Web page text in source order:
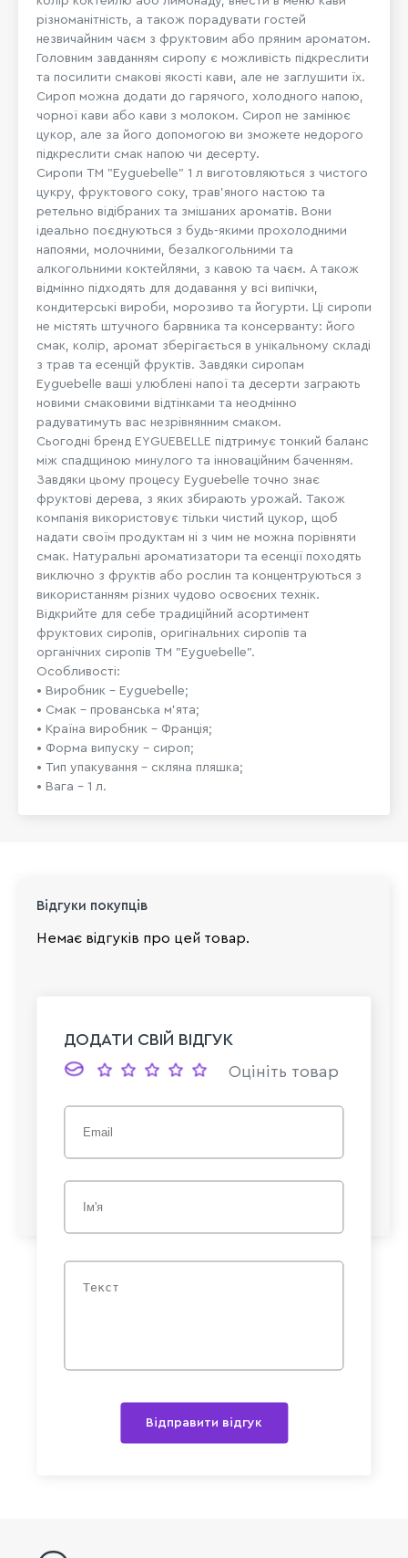
різноманітність, а також порадувати гостей
незвичайним чаєм з фруктовим або пряним ароматом.
Головним завданням сиропу є можливість підкреслити
та посилити смакові якості кави, але не заглушити їх.
Сироп можна додати до гарячого, холодного напою,
чорної кави або кави з молоком. Сироп не замінює
цукор, але за його допомогою ви зможете недорого
підкреслити смак напою чи десерту.
Сиропи ТМ "Eyguebelle" 1 л виготовляються з чистого
цукру, фруктового соку, трав'яного настою та
ретельно відібраних та змішаних ароматів. Вони
ідеально поєднуються з будь-якими прохолодними
напоями, молочними, безалкогольними та
алкогольними коктейлями, з кавою та чаєм. А також
відмінно підходять для додавання у всі випічки,
кондитерські вироби, морозиво та йогурти. Ці сиропи
не містять штучного барвника та консерванту: його
смак, колір, аромат зберігається в унікальному складі
з трав та есенцій фруктів. Завдяки сиропам
Eyguebelle ваші улюблені напої та десерти заграють
новими смаковими відтінками та неодмінно
радуватимуть вас незрівнянним смаком.
Сьогодні бренд EYGUEBELLE підтримує тонкий баланс
між спадщиною минулого та інноваційним баченням.
Завдяки цьому процесу Eyguebelle точно знає
фруктові дерева, з яких збирають урожай. Також
компанія використовує тільки чистий цукор, щоб
надати своїм продуктам ні з чим не можна порівняти
смак. Натуральні ароматизатори та есенції походять
виключно з фруктів або рослин та концентруються з
використанням різних чудово освоєних технік.
Відкрийте для себе традиційний асортимент
фруктових сиропів, оригінальних сиропів та
органічних сиропів ТМ "Eyguebelle".
Особливості:
• Виробник – Eyguebelle;
• Смак – прованська м’ята;
• Країна виробник – Франція;
• Форма випуску – сироп;
• Тип упакування – скляна пляшка;
• Вага – 1 л.
Відгуки покупців
Немає відгуків про цей товар.
ДОДАТИ СВІЙ ВІДГУК
Оцініть товар
Відправити відгук